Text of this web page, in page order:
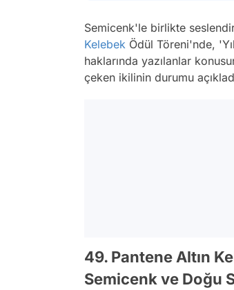
Semicenk'le birlikte
Kelebek Ödül Töreni'nde,
haklarında yazılanlar
çeken ikilinin durumu
49. Pantene Altın
Semicenk ve Doğu